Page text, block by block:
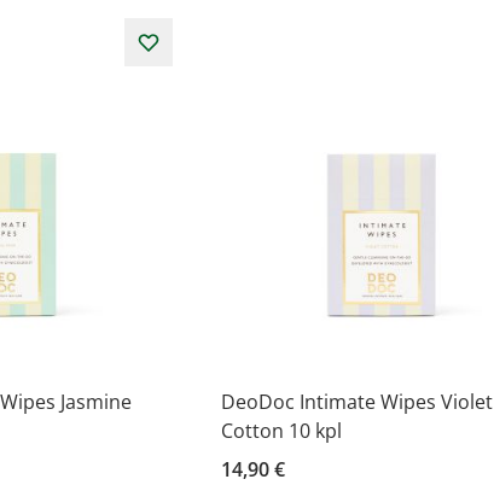
Jasmine
DeoDoc Intimate Wipes Violet
Cotton 10 kpl
14,90 €